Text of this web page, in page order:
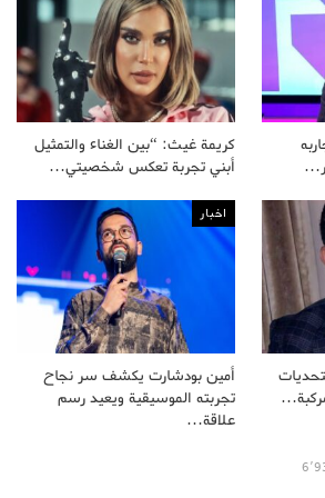
كريمة غيث: “بين الغناء والتمثيل
أبني تجربة تعكس شخصيتي…
اخبار
أمين بودشارت يكشف سر نجاح
تجربته الموسيقية ويعيد رسم
علاقة…